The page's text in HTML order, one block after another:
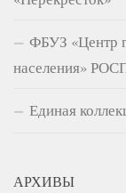
ФБУЗ «Центр
населения»
Единая
АРХИВЫ